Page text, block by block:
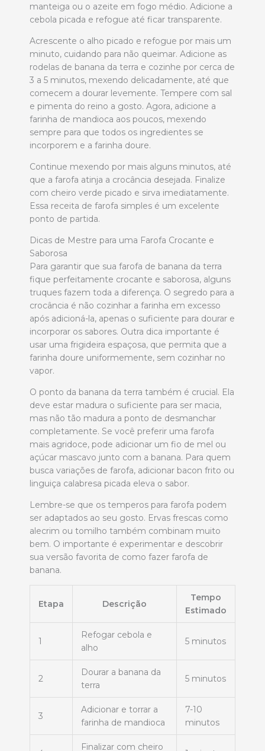
manteiga ou o azeite em fogo médio. Adicione a
cebola picada e refogue até ficar transparente.
Acrescente o alho picado e refogue por mais um
minuto, cuidando para não queimar. Adicione as
rodelas de banana da terra e cozinhe por cerca de
3 a 5 minutos, mexendo delicadamente, até que
comecem a dourar levemente. Tempere com sal
e pimenta do reino a gosto. Agora, adicione a
farinha de mandioca aos poucos, mexendo
sempre para que todos os ingredientes se
incorporem e a farinha doure.
Continue mexendo por mais alguns minutos, até
que a farofa atinja a crocância desejada. Finalize
com cheiro verde picado e sirva imediatamente.
Essa receita de farofa simples é um excelente
ponto de partida.
Dicas de Mestre para uma Farofa Crocante e
Saborosa
Para garantir que sua farofa de banana da terra
fique perfeitamente crocante e saborosa, alguns
truques fazem toda a diferença. O segredo para a
crocância é não cozinhar a farinha em excesso
após adicioná-la, apenas o suficiente para dourar e
incorporar os sabores. Outra dica importante é
usar uma frigideira espaçosa, que permita que a
farinha doure uniformemente, sem cozinhar no
vapor.
O ponto da banana da terra também é crucial. Ela
deve estar madura o suficiente para ser macia,
mas não tão madura a ponto de desmanchar
completamente. Se você preferir uma farofa
mais agridoce, pode adicionar um fio de mel ou
açúcar mascavo junto com a banana. Para quem
busca variações de farofa, adicionar bacon frito ou
linguiça calabresa picada eleva o sabor.
Lembre-se que os temperos para farofa podem
ser adaptados ao seu gosto. Ervas frescas como
alecrim ou tomilho também combinam muito
bem. O importante é experimentar e descobrir
sua versão favorita de como fazer farofa de
banana.
Etapa Descrição
Tempo
Estimado
1
Refogar cebola e
alho
5 minutos
2
Dourar a banana da
terra
5 minutos
3
Adicionar e torrar a
farinha de mandioca
7-10
minutos
Finalizar com cheiro